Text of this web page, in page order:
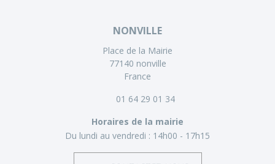
NONVILLE
Place de la Mairie
77140 nonville
France
01 64 29 01 34
Horaires de la mairie
Du lundi au vendredi : 14h00 - 17h15